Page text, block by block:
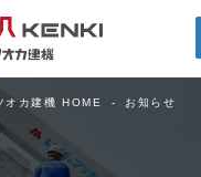
オカ建機 HOME お知らせ